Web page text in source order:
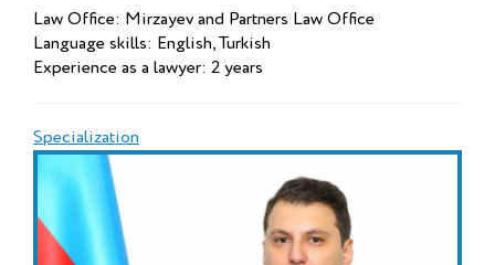
Law Office: Mirzayev and Partners Law Office
Language skills: English, Turkish
Experience as a lawyer: 2 years
Specialization